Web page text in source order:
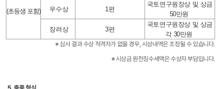
(초등생 포함) 우수상 1편
국토연구원장상 및 상금
50만원
장려상 3편
국토연구원장상 및 상금
각 30만원
※심사 결과 수상 적격자가 없을 경우, 시상내역은 조정될 수 있습니다.
※시상금 원천징수세액은 수상자 부담입니다.